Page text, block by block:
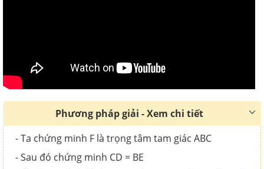
Phương pháp giải - Xem chi tiết
- Ta chứng minh F là trọng tâm tam giác ABC
- Sau đó chứng minh CD = BE